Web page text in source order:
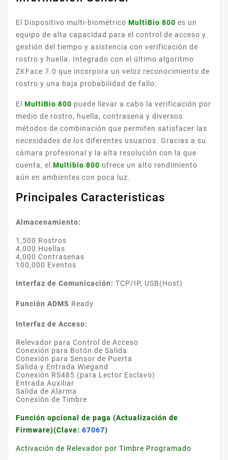
El Dispositivo multi-biométrico MultiBio 800 es un
equipo de alta capacidad para el control de acceso y
gestión del tiempo y asistencia con verificación de
rostro y huella. Integrado con el último algoritmo
ZKFace 7.0 que incorpora un veloz reconocimiento de
rostro y una baja probabilidad de fallo.
El MultiBio 800 puede llevar a cabo la verificación por
medio de rostro, huella, contrasena y diversos
métodos de combinación que permiten satisfacer las
necesidades de los diferentes usuarios. Gracias a su
cámara profesional y la alta resolución con la que
cuenta, el Multibio 800 ofrece un alto rendimiento
aún en ambientes con poca luz.
Principales Caracteristicas
Almacenamiento:
1,500 Rostros
4,000 Huellas
4,000 Contrasenas
100,000 Eventos
Interfaz de Comunicación: TCP/IP, USB(Host)
Función ADMS Ready
Interfaz de Acceso:
Relevador para Control de Acceso
Conexión para Botón de Salida
Conexión para Sensor de Puerta
Salida y Entrada Wiegand
Conexión RS485 (para Lector Esclavo)
Entrada Auxiliar
Salida de Alarma
Conexión de Timbre
Función opcional de paga (Actualización de
Firmware)(Clave: 67067)
Activación de Relevador por Timbre Programado